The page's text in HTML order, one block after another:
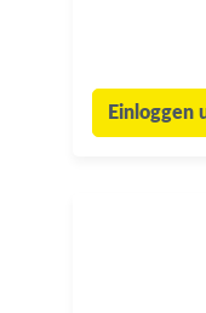
Einloggen